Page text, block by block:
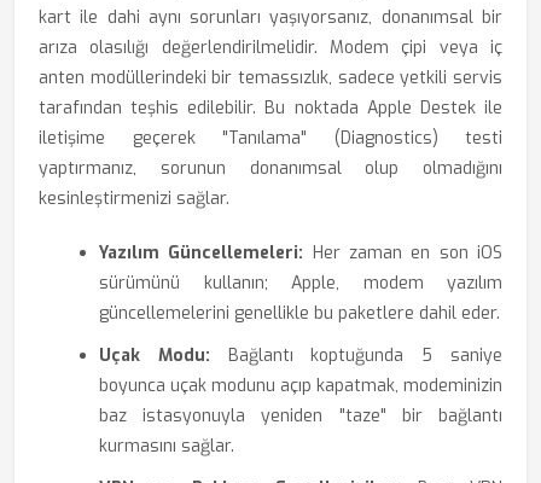
kart ile dahi aynı sorunları yaşıyorsanız, donanımsal bir
arıza olasılığı değerlendirilmelidir. Modem çipi veya iç
anten modüllerindeki bir temassızlık, sadece yetkili servis
tarafından teşhis edilebilir. Bu noktada Apple Destek ile
iletişime geçerek "Tanılama" (Diagnostics) testi
yaptırmanız, sorunun donanımsal olup olmadığını
kesinleştirmenizi sağlar.
Yazılım Güncellemeleri: Her zaman en son iOS
sürümünü kullanın; Apple, modem yazılım
güncellemelerini genellikle bu paketlere dahil eder.
Uçak Modu: Bağlantı koptuğunda 5 saniye
boyunca uçak modunu açıp kapatmak, modeminizin
baz istasyonuyla yeniden "taze" bir bağlantı
kurmasını sağlar.